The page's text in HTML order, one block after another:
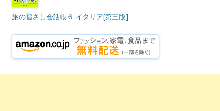
旅の指さし会話帳６ イタリア[第三版]